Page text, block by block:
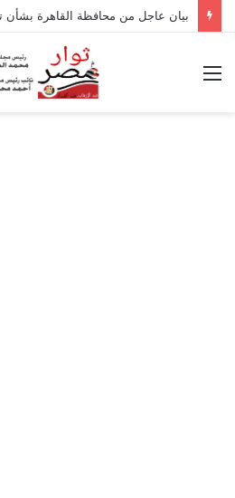
بيان عاجل من محافظة القاهرة بشأن
القائمة